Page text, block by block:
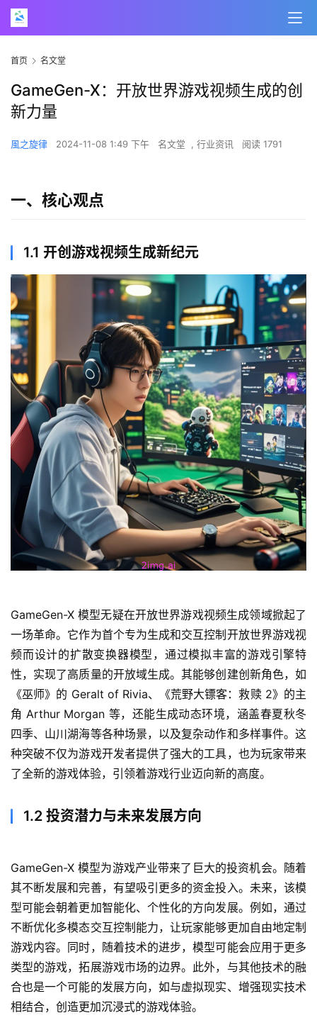
首页 名文堂
GameGen-X：开放世界游戏视频生成的创
新力量
風之旋律 2024-11-08 1:49 下午 名文堂 , 行业资讯 阅读 1791
一、核心观点
1.1 开创游戏视频生成新纪元
GameGen-X 模型无疑在开放世界游戏视频生成领域掀起了
一场革命。它作为首个专为生成和交互控制开放世界游戏视
频而设计的扩散变换器模型，通过模拟丰富的游戏引擎特
性，实现了高质量的开放域生成。其能够创建创新角色，如
《巫师》的 Geralt of Rivia、《荒野大镖客：救赎 2》的主
角 Arthur Morgan 等，还能生成动态环境，涵盖春夏秋冬
四季、山川湖海等各种场景，以及复杂动作和多样事件。这
种突破不仅为游戏开发者提供了强大的工具，也为玩家带来
了全新的游戏体验，引领着游戏行业迈向新的高度。
1.2 投资潜力与未来发展方向
GameGen-X 模型为游戏产业带来了巨大的投资机会。随着
其不断发展和完善，有望吸引更多的资金投入。未来，该模
型可能会朝着更加智能化、个性化的方向发展。例如，通过
不断优化多模态交互控制能力，让玩家能够更加自由地定制
游戏内容。同时，随着技术的进步，模型可能会应用于更多
类型的游戏，拓展游戏市场的边界。此外，与其他技术的融
合也是一个可能的发展方向，如与虚拟现实、增强现实技术
相结合，创造更加沉浸式的游戏体验。